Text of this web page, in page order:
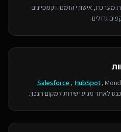
אישורי הזמנה וקמפיינים
גדולים.
Salesforce , HubSpot,
לאתר מגיע ישירות למקום הנכון.